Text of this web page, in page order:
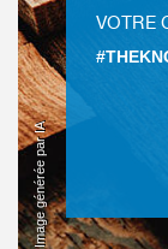
Image générée par IA
VOTRE